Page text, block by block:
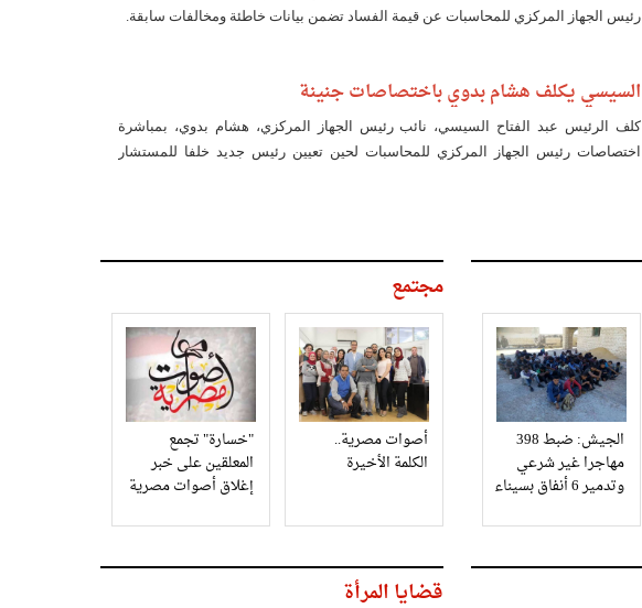
رئيس الجهاز المركزي للمحاسبات عن قيمة الفساد تضمن بيانات خاطئة ومخالفات سابقة.
السيسي يكلف هشام بدوي باختصاصات جنينة
كلف الرئيس عبد الفتاح السيسي، نائب رئيس الجهاز المركزي، هشام بدوي، بمباشرة
اختصاصات رئيس الجهاز المركزي للمحاسبات لحين تعيين رئيس جديد خلفا للمستشار
الجيش: ضبط 398
مهاجرا غير شرعي
وتدمير 6 أنفاق بسيناء
مجتمع
أصوات مصرية..
الكلمة الأخيرة
"خسارة" تجمع
المعلقين على خبر
إغلاق أصوات مصرية
قضايا المرأة